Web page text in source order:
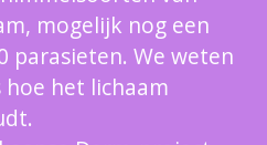
mogelijk nog een
parasieten. We weten
het lichaam